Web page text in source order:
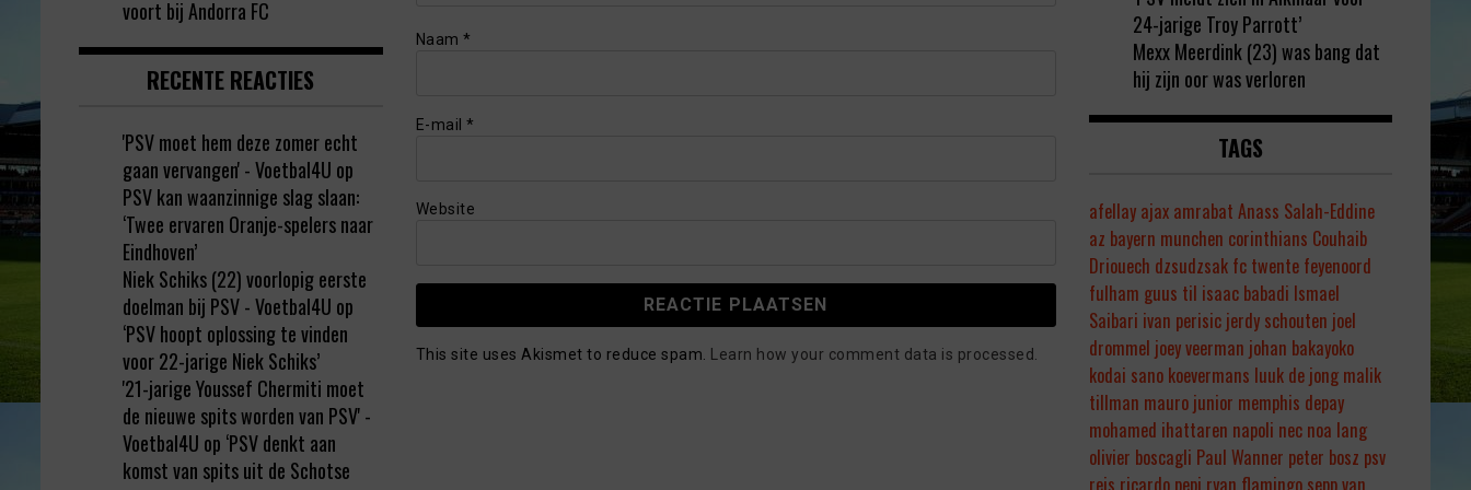
Naam *
E-mail *
Website
This site uses Akismet to reduce spam. Learn how your comment data is processed.
voort bij Andorra FC
RECENTE REACTIES
'PSV moet hem deze zomer echt
gaan vervangen' - Voetbal4U op
PSV kan waanzinnige slag slaan:
‘Twee ervaren Oranje-spelers naar
Eindhoven’
Niek Schiks (22) voorlopig eerste
doelman bij PSV - Voetbal4U op
‘PSV hoopt oplossing te vinden
voor 22-jarige Niek Schiks’
'21-jarige Youssef Chermiti moet
de nieuwe spits worden van PSV' -
Voetbal4U op ‘PSV denkt aan
komst van spits uit de Schotse
24-jarige Troy Parrott’
Mexx Meerdink (23) was bang dat
hij zijn oor was verloren
TAGS
afellay ajax amrabat Anass Salah-Eddine
az bayern munchen corinthians Couhaib
Driouech dzsudzsak fc twente feyenoord
fulham guus til isaac babadi Ismael
Saibari ivan perisic jerdy schouten joel
drommel joey veerman johan bakayoko
kodai sano koevermans luuk de jong malik
tillman mauro junior memphis depay
mohamed ihattaren napoli nec noa lang
olivier boscagli Paul Wanner peter bosz psv